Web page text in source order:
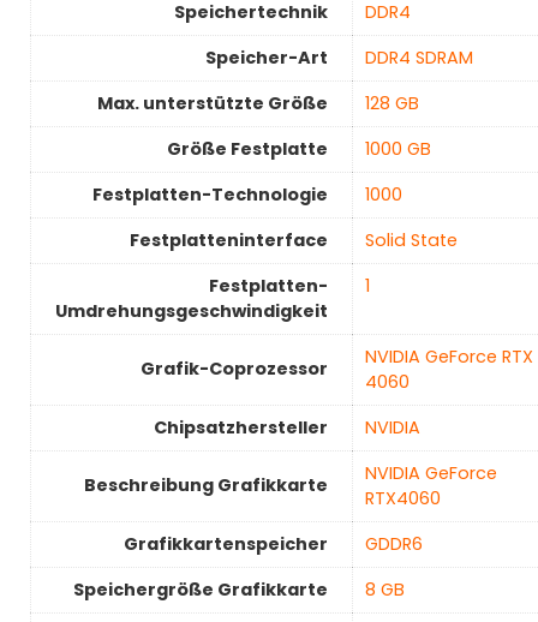
Speichertechnik
‎DDR4
Speicher-Art
‎DDR4 SDRAM
Max. unterstützte Größe
‎128 GB
Größe Festplatte
‎1000 GB
Festplatten-Technologie
‎1000
Festplatteninterface
‎Solid State
Festplatten-
Umdrehungsgeschwindigkeit
1
Grafik-Coprozessor
‎NVIDIA GeForce RTX
4060
Chipsatzhersteller
‎NVIDIA
Beschreibung Grafikkarte
‎NVIDIA GeForce
RTX4060
Grafikkartenspeicher
‎GDDR6
Speichergröße Grafikkarte
‎8 GB